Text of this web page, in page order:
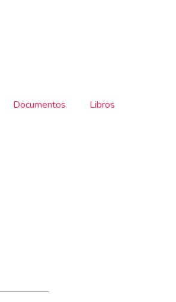
Documentos Libros